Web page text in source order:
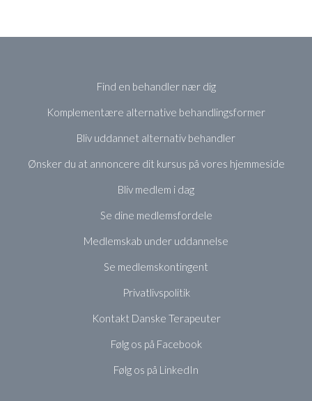
Find en behandler nær dig
Komplementære alternative behandlingsformer
Bliv uddannet alternativ behandler
Ønsker du at annoncere dit kursus på vores hjemmeside
Bliv medlem i dag
Se dine medlemsfordele
Medlemskab under uddannelse
Se medlemskontingent
Privatlivspolitik
Kontakt Danske Terapeuter
Følg os på Facebook
Følg os på LinkedIn